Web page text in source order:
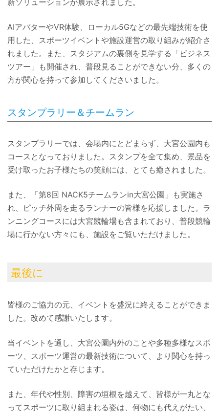
新ソリューションが展示されました。
AIアバターやVR体験、ローカル5Gなどの最先端技術を使
用した、スポーツイベントや施設運営の取り組みが紹介さ
れました。また、スタジアムの裏側を見学する「ビジネス
ツアー」も開催され、普段見ることができない分、多くの
方が関心を持って参加してくださいました。
スタンプラリー＆チームラン
スタンプラリーでは、会場内にとどまらず、大宮公園内も
コースとなっておりました。スタンプを全て集め、景品を
受け取ったお子様たちの笑顔には、とても癒されました。
また、「第8回 NACK5チームランin大宮公園」も実施さ
れ、ピッチ外周を走るランナーの皆様を応援しました。ラ
ンニングコースには大宮競輪場も含まれており、普段競輪
場に行かない方々にも、施設をご覧いただけました。
最後に
皆様のご協力の元、イベントを盛況に終えることができま
した。改めて感謝いたします。
当イベントを通し、大宮公園内外のことや多種多様なスポ
ーツ、スポーツ運営の最新技術について、より関心を持っ
ていただけたかと存じます。
また、年代や性別、障害の垣根を越えて、皆様が一丸とな
ってスポーツに取り組まれる姿は、何物にも代えがたい、